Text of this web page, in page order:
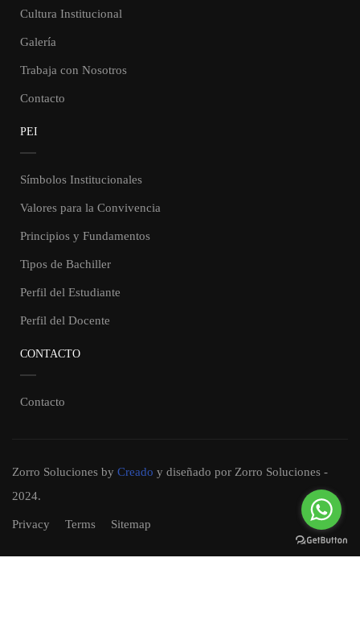
Cultura Institucional
Galería
Trabaja con Nosotros
Contacto
PEI
Símbolos Institucionales
Valores para la Convivencia
Principios y Fundamentos
Tipos de Bachiller
Perfil del Estudiante
Perfil del Docente
CONTACTO
Contacto
Zorro Soluciones by Creado y diseñado por Zorro Soluciones -
2024.
Privacy Terms Sitemap